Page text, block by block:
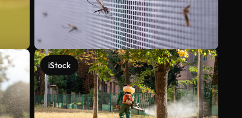
iStock